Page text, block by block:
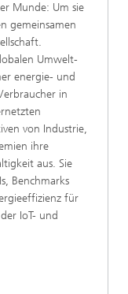
Munde: Um sie
gemeinsamen
Umwelt-
energie- und
in
von Industrie,
ihre
aus. Sie
Benchmarks
für
IoT- und